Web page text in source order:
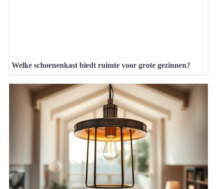
Welke schoenenkast biedt ruimte voor grote gezinnen?